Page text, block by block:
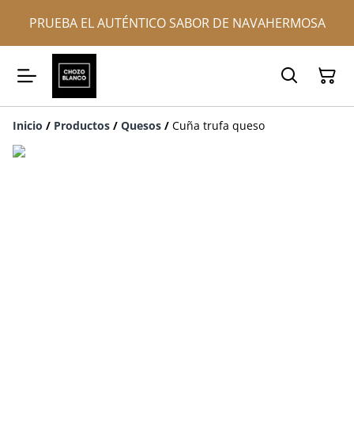
PRUEBA EL AUTÉNTICO SABOR DE NAVAHERMOSA
Inicio / Productos / Quesos / Cuña trufa queso